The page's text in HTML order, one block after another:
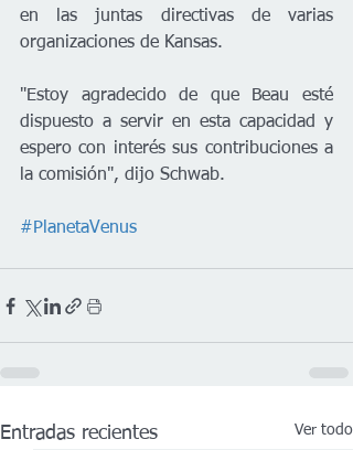
en las juntas directivas de varias
organizaciones de Kansas.
"Estoy agradecido de que Beau esté
dispuesto a servir en esta capacidad y
espero con interés sus contribuciones a
la comisión", dijo Schwab.
#PlanetaVenus
Entradas recientes Ver todo